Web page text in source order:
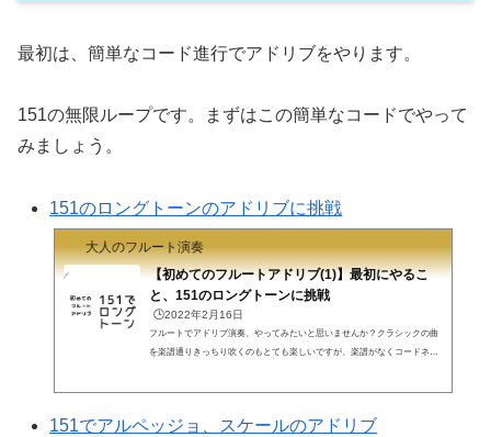
最初は、簡単なコード進行でアドリブをやります。
151の無限ループです。まずはこの簡単なコードでやって
みましょう。
151のロングトーンのアドリブに挑戦
大人のフルート演奏
【初めてのフルートアドリブ(1)】最初にやるこ
と、151のロングトーンに挑戦
🕒️2022年2月16日
フルートでアドリブ演奏、やってみたいと思いませんか？クラシックの曲
を楽譜通りきっちり吹くのもとても楽しいですが、楽譜がなくコードネー
リブ演奏、かっこいいですよね。コードネームくらいしか書いていないリ
151でアルペッジョ、スケールのアドリブ